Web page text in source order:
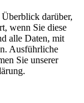
darüber,
wenn Sie diese
alle Daten, mit
Ausführliche
Sie unserer